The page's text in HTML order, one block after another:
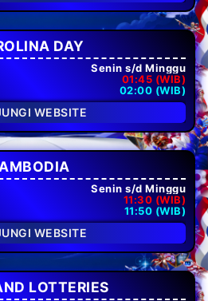
DAY
Senin s/d Minggu
01:45 (WIB)
02:00 (WIB)
WEBSITE
Senin s/d Minggu
11:30 (WIB)
11:50 (WIB)
WEBSITE
LOTTERIES